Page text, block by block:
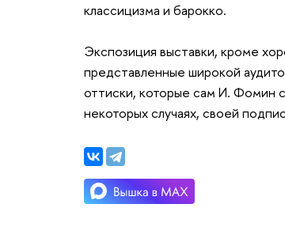
классицизма и барокко.
Экспозиция выставки, кроме
представленные широкой
оттиски, которые сам И. Фомин
некоторых случаях, своей